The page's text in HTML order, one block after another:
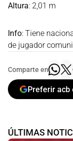
Altura: 2,01 m
Info: Tiene
de jugador
Comparte en
Preferir acb
ÚLTIMAS